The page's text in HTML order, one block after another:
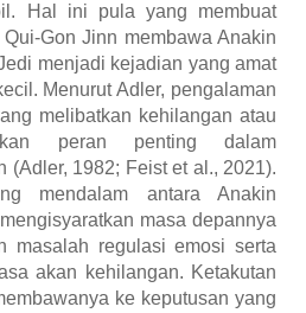
Hal ini pula yang membuat
Gon Jinn membawa Anakin
menjadi kejadian yang amat
Menurut Adler, pengalaman
melibatkan kehilangan atau
peran penting dalam
(Adler, 1982; Feist et al., 2021).
mendalam antara Anakin
masa depannya
masalah regulasi emosi serta
akan kehilangan. Ketakutan
ke keputusan yang